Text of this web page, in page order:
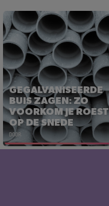
GEGALVANISEERDE
BUIS ZAGEN: ZO
VOORKOM JE ROEST
OP DE SNEDE
DOOR